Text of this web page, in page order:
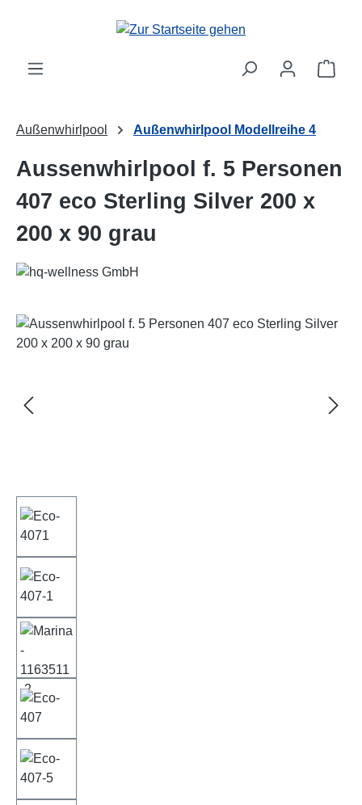
Zum Hauptinhalt springen
Außenwhirlpool Außenwhirlpool Modellreihe 4
Aussenwhirlpool f. 5 Personen
407 eco Sterling Silver 200 x
200 x 90 grau
Bildergalerie überspringen